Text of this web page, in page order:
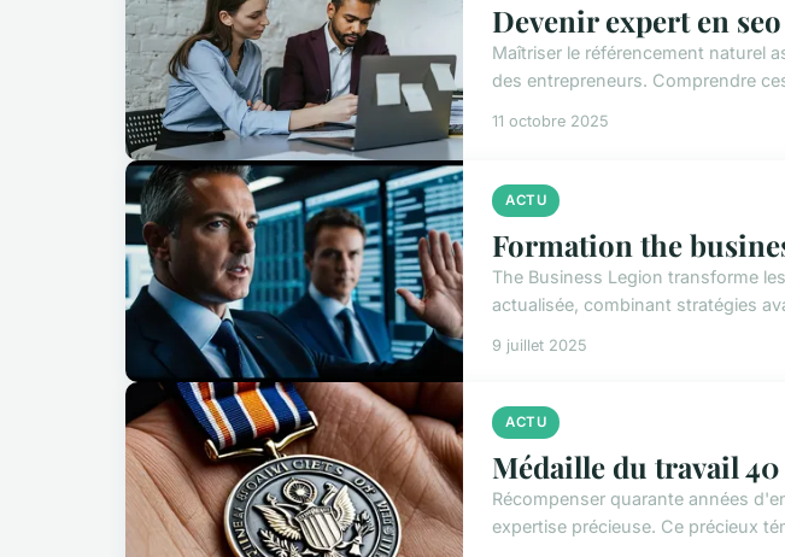
Devenir expert en
Maîtriser le référencement naturel
des entrepreneurs. Comprendre
11 octobre 2025
ACTU
Formation the
The Business Legion transforme
actualisée, combinant stratégies
9 juillet 2025
ACTU
Médaille du travail
Récompenser quarante années
expertise précieuse. Ce précieux